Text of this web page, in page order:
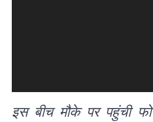
इस बीच मौके पर पहुंची